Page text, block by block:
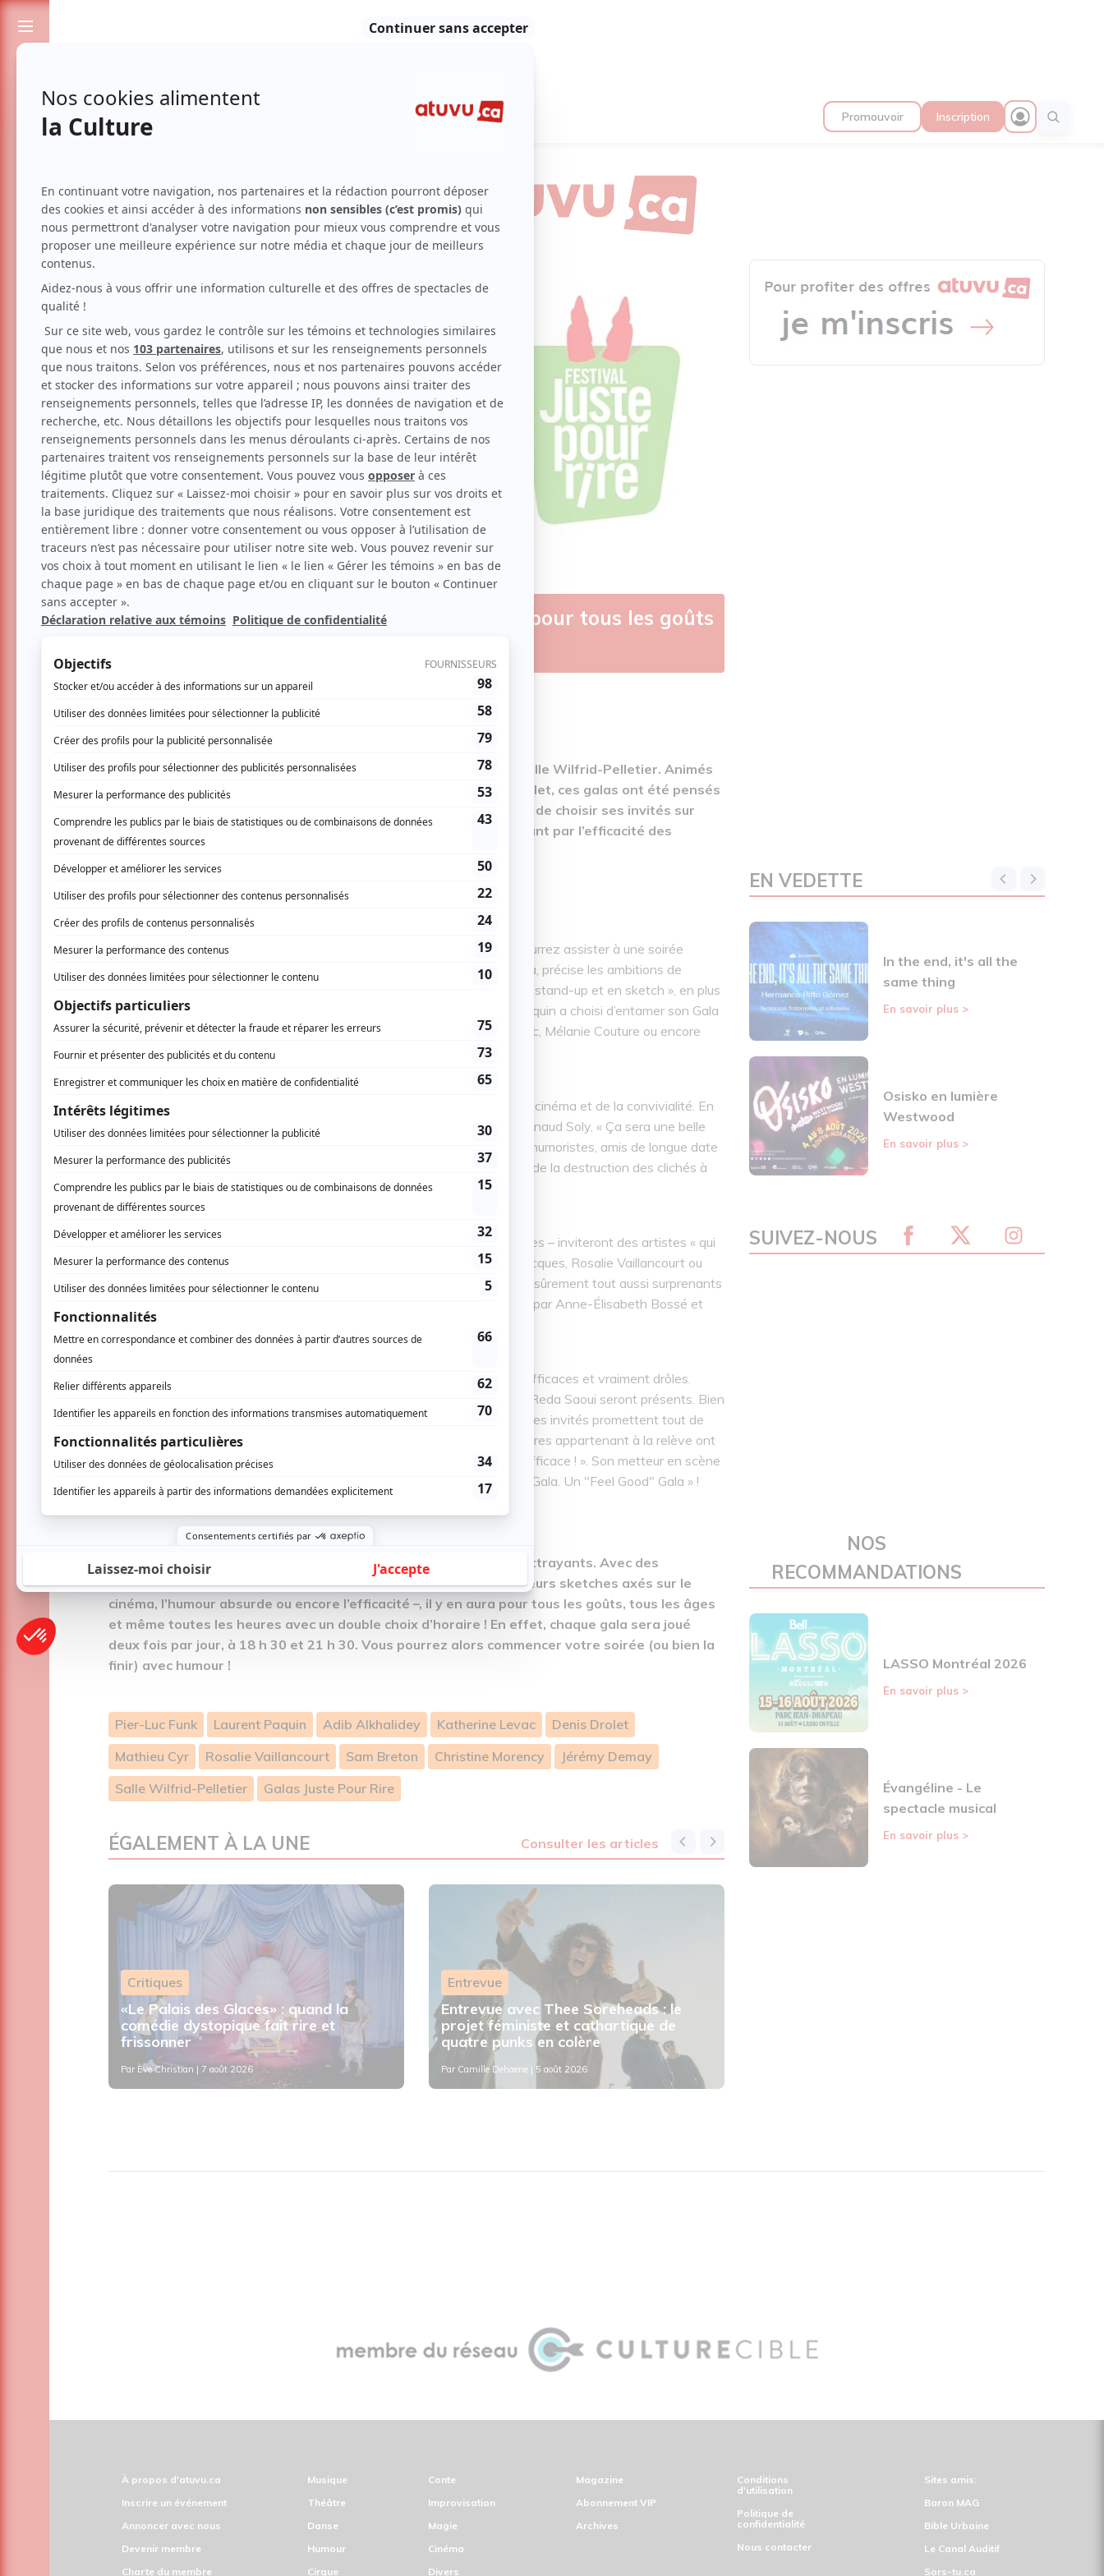
Passionnés de spectacles et de culture Promouvoir Inscription
Les Galas « Carte blanche » : du rire prévu pour tous les goûts
Humour Festival
Suggestions de sorties
Clara Bich | 19 juillet 2018 | Contenu original
Du 19 au 22 juillet, Juste Pour Rire présentera quatre Galas à la salle Wilfrid-Pelletier. Animés
par Laurent Paquin, Pier-Luc Funk, Jeremy Demay et les Denis Drolet, ces galas ont été pensés
comme des cartes blanches où chaque animateur a eu le privilège de choisir ses invités sur
demande. De l’humour absurde aux artistes bien établis, en passant par l’efficacité des
Pour le premier Gala animé par Laurent Paquin le 19 juillet 2018, vous pourrez assister à une soirée
prônant la diversité. Jean-Philippe Baril Guérard, metteur en scène du gala, précise les ambitions de
l’animateur qui a souhaité « donner plus de place aux femmes, à la fois en stand-up et en sketch », en plus
de « mélange[r] vieux routiers et relève en humour ». En effet, Laurent Paquin a choisi d’entamer son Gala
avec un numéro collectif de femmes où vous pourrez voir Katherine Levac, Mélanie Couture ou encore
Anaïs Favron ensemble sur scène. Cela promet d’être très divertissant !
Le 20 juillet 2018, Pier-Luc Funk animera le second Gala sous le signe du cinéma et de la convivialité. En
effet, avec Pierre-Yves Roy-Desmarais, Yannick de Martino ou encore Arnaud Soly, « Ça sera une belle
histoire de famille ce spectacle-là ! », précise Pier-Luc Funk. En effet ces humoristes, amis de longue date
et appartenant tous à la relève, mettront en scène « L’amour du cinéma : de la destruction des clichés à
l’hommage » explique Jean-Philippe Baril Guérard, metteur en scène.
Le 21 juillet 2018, les Denis Drolet – humoristes particulièrement loufoques – inviteront des artistes « qui
se démarquent du lot », disent-ils. En effet, Philippe-Audrey Larrue-St-Jacques, Rosalie Vaillancourt ou
encore les Pic-Bois feront partie de la soirée et délivreront des sketches sûrement tout aussi surprenants
que ceux qu'ils ont l’habitude de faire. Avec le duo Guy et René présenté par Anne-Élisabeth Bossé et
Sonia Cordeau, cela promet d’être cocasse !
Enfin, le 22 juillet 2018, Jeremy Demay invitera des humoristes connus, efficaces et vraiment drôles.
Mehdi Bousaidan, Olivier Martineau, Mathieu Cyr, Kev Adams ou encore Reda Saoui seront présents. Bien
qu’il soit un peu navrant de noter que cette soirée sera 100% masculine, les invités promettent tout de
même des sketches percutants ! Ces humoristes, certains établis et d’autres appartenant à la relève ont
un point commun : ils sont talentueux ! Jérémy Demay prévoit « un Gala efficace ! ». Son metteur en scène
Gilles Cormier précise : « Vous n’allez pas voir un Gala, vous allez vivre un Gala. Un "Feel Good" Gala » !
Ces quatre Galas du Festival Juste Pour Rire semblent vraiment attrayants. Avec des
spectacles orientés sur la diversité des humoristes – et donc de leurs sketches axés sur le
cinéma, l’humour absurde ou encore l’efficacité –, il y en aura pour tous les goûts, tous les âges
et même toutes les heures avec un double choix d’horaire ! En effet, chaque gala sera joué
deux fois par jour, à 18 h 30 et 21 h 30. Vous pourrez alors commencer votre soirée (ou bien la
finir) avec humour !
Pier-Luc Funk Laurent Paquin Adib Alkhalidey Katherine Levac
Denis Drolet
Mathieu Cyr
Rosalie Vaillancourt Sam Breton Christine Morency
Jérémy Demay
Salle Wilfrid-Pelletier
Galas Juste Pour Rire
ÉGALEMENT À LA UNE consulter les articles
Critiques
«Le Palais des Glaces» : quand la
comédie dystopique fait rire et
frissonner
Par Ève Christian | 7 août 2026
Entrevue
Entrevue avec Thee Soreheads : le
projet féministe et cathartique de
quatre punks en colère
Par Camille Dehaene| 5 août 2026
EN VEDETTE
In the end, it's all the
same thing
En savoir plus >
Osisko en lumière
Westwood
En savoir plus >
SUIVEZ-NOUS
NOS
RECOMMANDATIONS
LASSO Montréal 2026
En savoir plus >
Évangéline - Le
spectacle musical
En savoir plus >
À propos d'atuvu.ca
Inscrire un événement
Annoncer avec nous
Devenir membre
Charte du membre
Musique
Théâtre
Danse
Humour
Cirque
Conte
Improvisation
Magie
Cinéma
Divers
Magazine
Abonnement VIP
Archives
Conditions
d'utilisation
Politique de
confidentialité
Nous contacter
Sites amis:
Baron MAG
Bible Urbaine
Le Canal Auditif
Sors-tu.ca